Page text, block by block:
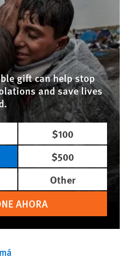
gift can help stop
and save lives
$100
$500
Other
AHORA